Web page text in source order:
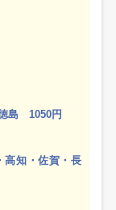
島 1050円
高知・佐賀・長